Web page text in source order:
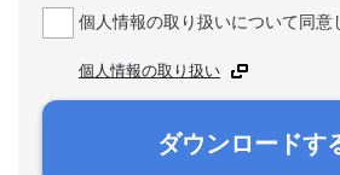
個人情報の取り扱いについて同意
個人情報の取り扱い
ダウンロードす